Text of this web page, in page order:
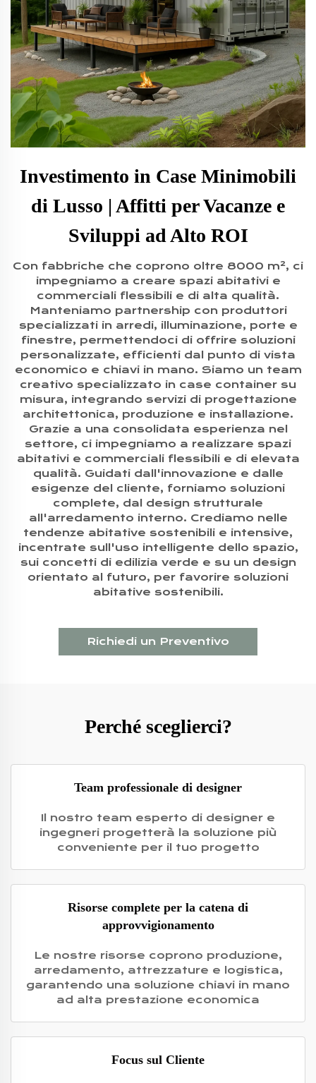
Investimento in Case Minimobili
di Lusso | Affitti per Vacanze e
Sviluppi ad Alto ROI
Con fabbriche che coprono oltre 8000 m², ci
impegniamo a creare spazi abitativi e
commerciali flessibili e di alta qualità.
Manteniamo partnership con produttori
specializzati in arredi, illuminazione, porte e
finestre, permettendoci di offrire soluzioni
personalizzate, efficienti dal punto di vista
economico e chiavi in mano. Siamo un team
creativo specializzato in case container su
misura, integrando servizi di progettazione
architettonica, produzione e installazione.
Grazie a una consolidata esperienza nel
settore, ci impegniamo a realizzare spazi
abitativi e commerciali flessibili e di elevata
qualità. Guidati dall'innovazione e dalle
esigenze del cliente, forniamo soluzioni
complete, dal design strutturale
all'arredamento interno. Crediamo nelle
tendenze abitative sostenibili e intensive,
incentrate sull'uso intelligente dello spazio,
sui concetti di edilizia verde e su un design
orientato al futuro, per favorire soluzioni
abitative sostenibili.
Richiedi un Preventivo
Perché sceglierci?
Team professionale di designer
Il nostro team esperto di designer e
ingegneri progetterà la soluzione più
conveniente per il tuo progetto
Risorse complete per la catena di
approvvigionamento
Le nostre risorse coprono produzione,
arredamento, attrezzature e logistica,
garantendo una soluzione chiavi in mano
ad alta prestazione economica
Focus sul Cliente